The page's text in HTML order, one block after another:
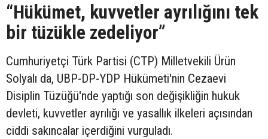
“Hükümet, kuvvetler ayrılığını tek
bir tüzükle zedeliyor”
Cumhuriyetçi Türk Partisi (CTP) Milletvekili Ürün
Solyalı da, UBP-DP-YDP Hükümeti'nin Cezaevi
Disiplin Tüzüğü'nde yaptığı son değişikliğin hukuk
devleti, kuvvetler ayrılığı ve yasallık ilkeleri açısından
ciddi sakıncalar içerdiğini vurguladı.